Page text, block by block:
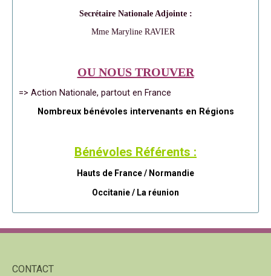
Secrétaire Nationale Adjointe :
Mme Maryline RAVIER
OU NOUS TROUVER
=> Action Nationale, partout en France
Nombreux bénévoles intervenants en Régions
Bénévoles Référents :
Hauts de France / Normandie
Occitanie / La réunion
CONTACT